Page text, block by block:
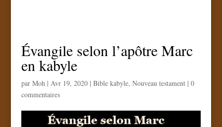
Évangile selon l’apôtre Marc
en kabyle
par Moh| Avr 19, 2020| Bible kabyle, Nouveau testament| 0
commentaires